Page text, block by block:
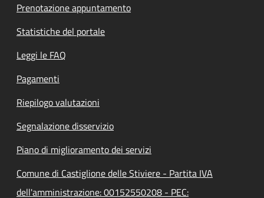
Prenotazione appuntamento
Statistiche del portale
Leggi le FAQ
Pagamenti
Riepilogo valutazioni
Segnalazione disservizio
Piano di miglioramento dei servizi
Comune di Castiglione delle Stiviere - Partita IVA
dell'amministrazione: 00152550208 - PEC: